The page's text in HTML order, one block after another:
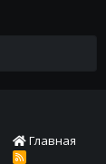
Главная
R